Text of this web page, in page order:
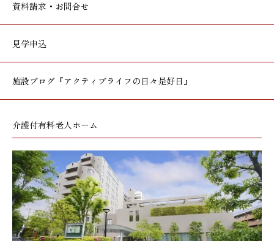
資料請求・お問合せ
見学申込
施設ブログ 『アクティブライフの日々是好日』
介護付有料老人ホーム